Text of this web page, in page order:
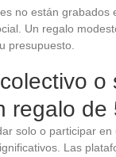
no están
Un regalo
presupuesto.
regalo de
solo o participar
Las